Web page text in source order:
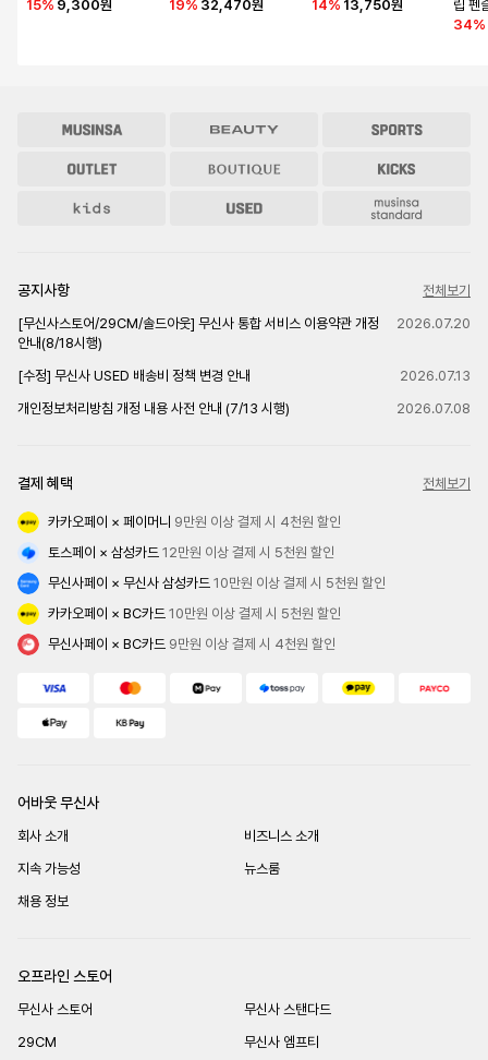
15% 9,300원
19% 32,470원
14% 13,750원
립 펜
프너
34%
공지사항
전체보기
[무신사스토어/29CM/솔드아웃] 무신사 통합 서비스 이용약관 개정
안내(8/18시행)
2026.07.20
[수정] 무신사 USED 배송비 정책 변경 안내
2026.07.13
개인정보처리방침 개정 내용 사전 안내 (7/13 시행)
2026.07.08
결제 혜택 전체보기
카카오페이 × 페이머니 9만원 이상 결제 시 4천원 할인
토스페이 × 삼성카드 12만원 이상 결제 시 5천원 할인
무신사페이 × 무신사 삼성카드 10만원 이상 결제 시 5천원 할인
카카오페이 × BC카드 10만원 이상 결제 시 5천원 할인
무신사페이 × BC카드 9만원 이상 결제 시 4천원 할인
어바웃 무신사
회사 소개
비즈니스 소개
지속 가능성
뉴스룸
채용 정보
오프라인 스토어
무신사 스토어
무신사 스탠다드
29CM
무신사 엠프티